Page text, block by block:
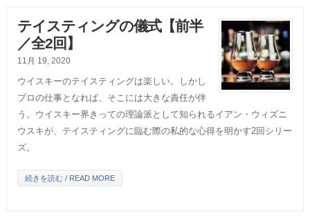
テイスティングの儀式【前半
／全2回】
11月 19, 2020
ウイスキーのテイスティングは楽しい。しかし
プロの仕事となれば、そこには大きな責任が伴
う。ウイスキー界きっての理論派として知られるイアン・ウィズニ
ウスキが、テイスティングに臨む際の私的な心得を明かす2回シリー
ズ。
続きを読む / READ MORE